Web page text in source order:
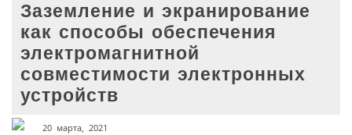
Заземление и экранирование
как способы обеспечения
электромагнитной
совместимости электронных
устройств
20 марта, 2021